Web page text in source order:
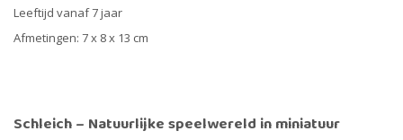
Leeftijd vanaf 7 jaar
Afmetingen: 7 x 8 x 13 cm
Schleich – Natuurlijke speelwereld in miniatuur